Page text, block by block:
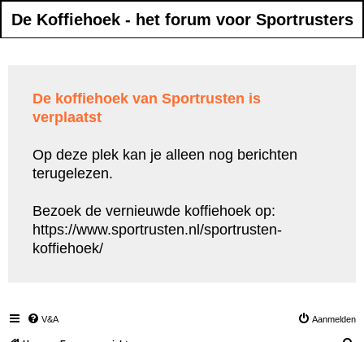
De Koffiehoek - het forum voor Sportrusters
De koffiehoek van Sportrusten is
verplaatst
Op deze plek kan je alleen nog berichten
terugelezen.
Bezoek de vernieuwde koffiehoek op:
https://www.sportrusten.nl/sportrusten-
koffiehoek/
V&A Aanmelden